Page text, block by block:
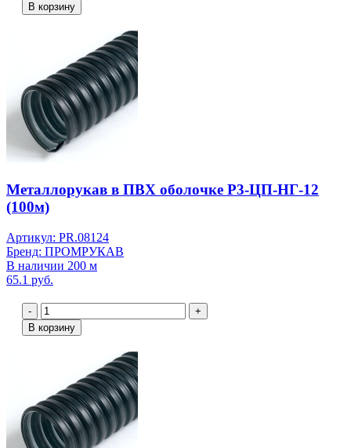
В корзину
Металлорукав в ПВХ оболочке Р3-ЦП-НГ-12
(100м)
Артикул: PR.08124
Бренд: ПРОМРУКАВ
В наличии 200 м
65.1 руб.
-
+
В корзину